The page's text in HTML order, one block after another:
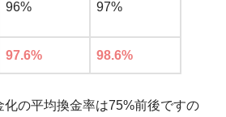
96% 97%
97.6% 98.6%
化の平均換金率は75%前後ですの